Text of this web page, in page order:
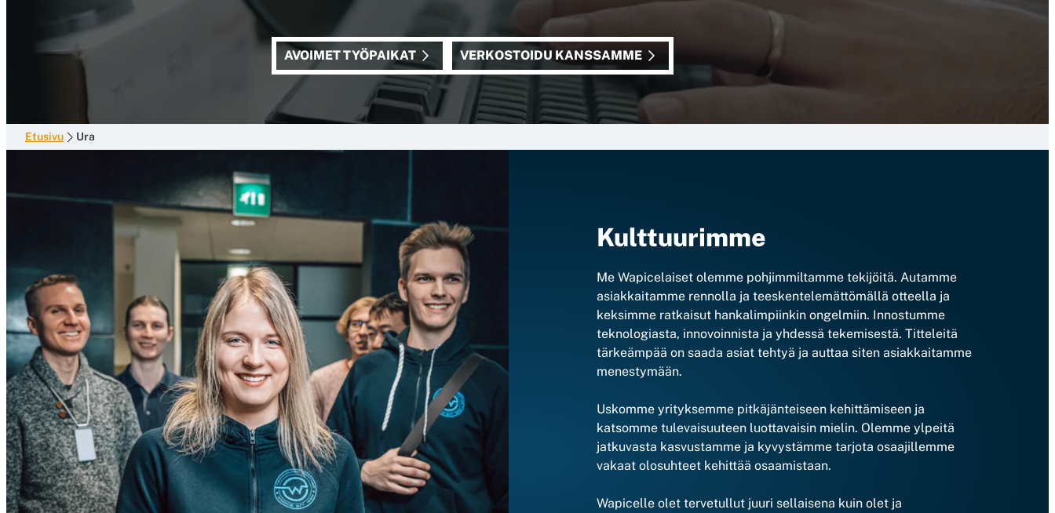
AVOIMET TYÖPAIKAT VERKOSTOIDU KANSSAMME
Etusivu Ura
Kulttuurimme
Me Wapicelaiset olemme pohjimmiltamme tekijöitä. Autamme
asiakkaitamme rennolla ja teeskentelemättömällä otteella ja
keksimme ratkaisut hankalimpiinkin ongelmiin. Innostumme
teknologiasta, innovoinnista ja yhdessä tekemisestä. Titteleitä
tärkeämpää on saada asiat tehtyä ja auttaa siten asiakkaitamme
menestymään.
Uskomme yrityksemme pitkäjänteiseen kehittämiseen ja
katsomme tulevaisuuteen luottavaisin mielin. Olemme ylpeitä
jatkuvasta kasvustamme ja kyvystämme tarjota osaajillemme
vakaat olosuhteet kehittää osaamistaan.
Wapicelle olet tervetullut juuri sellaisena kuin olet ja